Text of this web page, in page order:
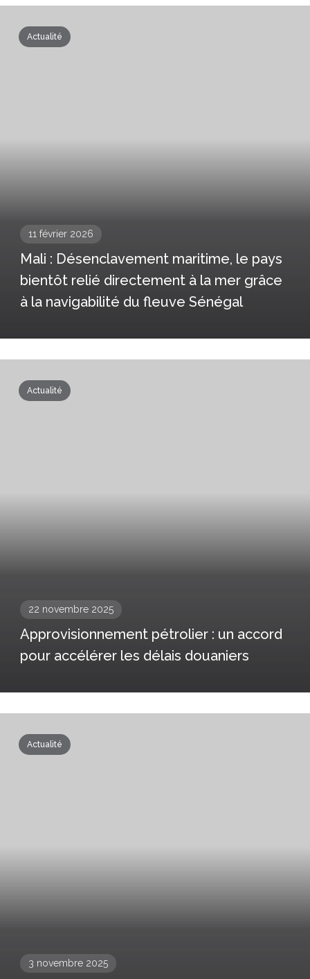
Actualité
11 février 2026
Mali : Désenclavement maritime, le pays
bientôt relié directement à la mer grâce
à la navigabilité du fleuve Sénégal
Actualité
22 novembre 2025
Approvisionnement pétrolier : un accord
pour accélérer les délais douaniers
Actualité
3 novembre 2025